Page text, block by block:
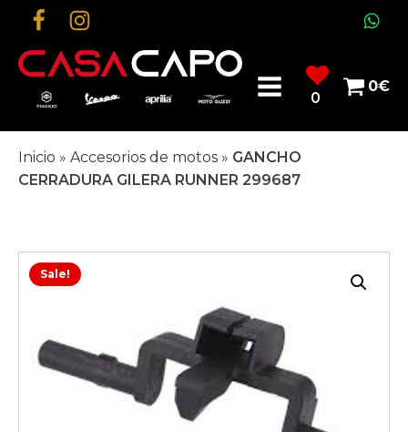
0
0€
Inicio » Accesorios de motos » GANCHO
CERRADURA GILERA RUNNER 299687
Sale!